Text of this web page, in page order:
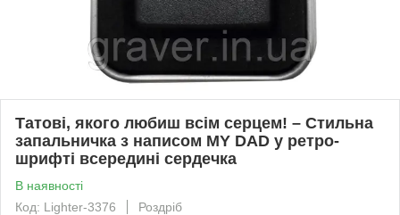
Татові, якого любиш всім серцем! – Стильна
запальничка з написом MY DAD у ретро-
шрифті всередині сердечка
В наявності
Код: Lighter-3376
Роздріб